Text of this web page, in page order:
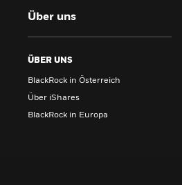
Über uns
ÜBER UNS
BlackRock in Österreich
Über iShares
BlackRock in Europa